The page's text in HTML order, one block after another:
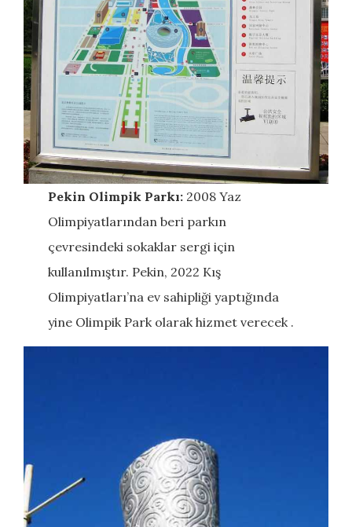
Pekin Olimpik Parkı: 2008 Yaz
Olimpiyatlarından beri parkın
çevresindeki sokaklar sergi için
kullanılmıştır. Pekin, 2022 Kış
Olimpiyatları’na ev sahipliği yaptığında
yine Olimpik Park olarak hizmet verecek .